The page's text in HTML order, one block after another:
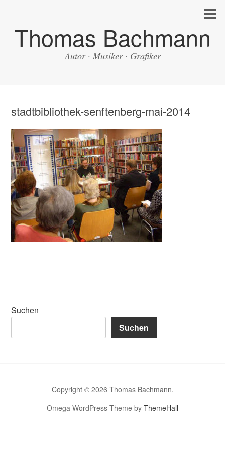
Thomas Bachmann
Autor · Musiker · Grafiker
stadtbibliothek-senftenberg-mai-2014
Suchen
Suchen
Copyright © 2026 Thomas Bachmann.
Omega WordPress Theme by ThemeHall